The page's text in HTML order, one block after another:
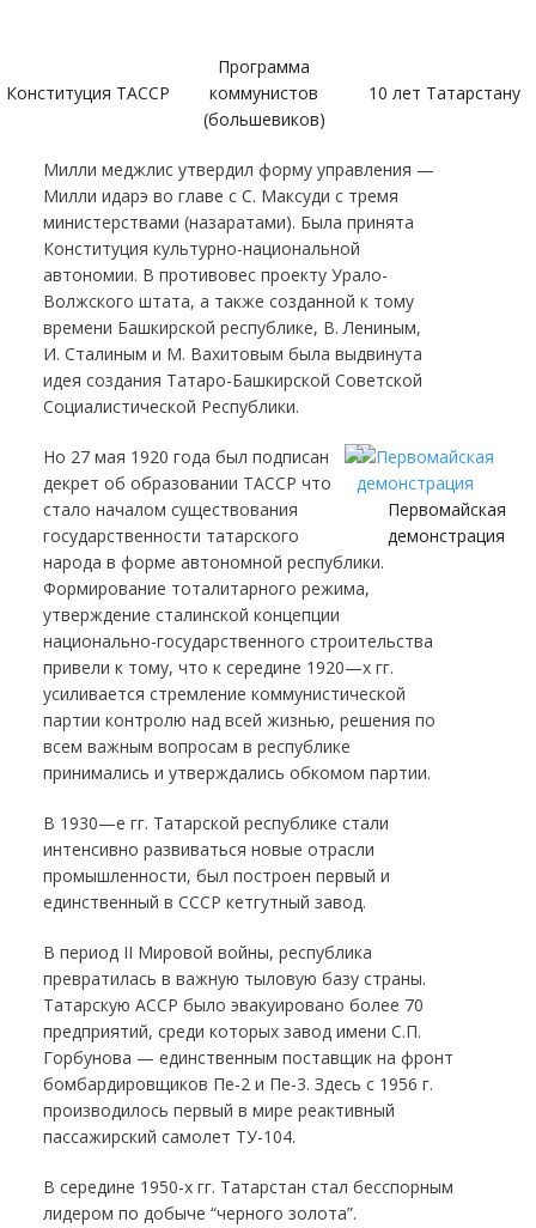
Конституция ТАССР
Программа
коммунистов
(большевиков)
10 лет Татарстану
Милли меджлис утвердил форму управления —
Милли идарэ во главе с С. Максуди с тремя
министерствами (назаратами). Была принята
Конституция культурно-национальной
автономии. В противовес проекту Урало-
Волжского штата, а также созданной к тому
времени Башкирской республике, В. Лениным,
И. Сталиным и М. Вахитовым была выдвинута
идея создания Татаро-Башкирской Советской
Социалистической Республики.
Первомайская
демонстрация
Но 27 мая 1920 года был подписан
декрет об образовании ТАССР что
стало началом существования
государственности татарского
народа в форме автономной республики.
Формирование тоталитарного режима,
утверждение сталинской концепции
национально-государственного строительства
привели к тому, что к середине 1920—х гг.
усиливается стремление коммунистической
партии контролю над всей жизнью, решения по
всем важным вопросам в республике
принимались и утверждались обкомом партии.
В 1930—е гг. Татарской республике стали
интенсивно развиваться новые отрасли
промышленности, был построен первый и
единственный в СССР кетгутный завод.
В период II Мировой войны, республика
превратилась в важную тыловую базу страны.
Татарскую АССР было эвакуировано более 70
предприятий, среди которых завод имени С.П.
Горбунова — единственным поставщик на фронт
бомбардировщиков Пе-2 и Пе-3. Здесь с 1956 г.
производилось первый в мире реактивный
пассажирский самолет ТУ-104.
В середине 1950-х гг. Татарстан стал бесспорным
лидером по добыче “черного золота”.